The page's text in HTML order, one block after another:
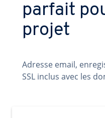
parfait
projet
Adresse email,
SSL inclus avec les